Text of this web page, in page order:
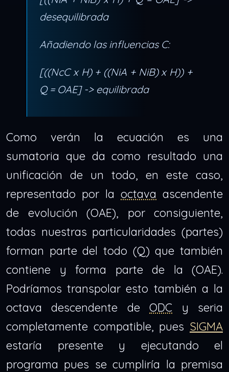
desequilibrada
Añadiendo las influencias C:
[((NcC x H) + ((NiA + NiB) x H)) +
Q = OAE] -> equilibrada
Como verán la ecuación es una
sumatoria que da como resultado una
unificación de un todo, en este caso,
representado por la octava ascendente
de evolución (OAE), por consiguiente,
todas nuestras particularidades (partes)
forman parte del todo (Q) que también
contiene y forma parte de la (OAE).
Podríamos transpolar esto también a la
octava descendente deODC y seria
completamente compatible, pues SIGMA
estaría presente y ejecutando el
programa pues se cumpliría la premisa